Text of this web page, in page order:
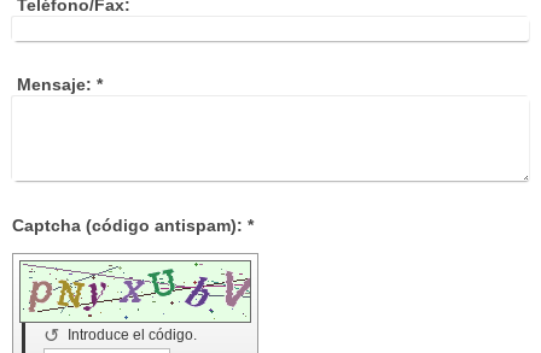
Teléfono/Fax:
Mensaje: *
Captcha (código antispam): *
Introduce el código.
↺